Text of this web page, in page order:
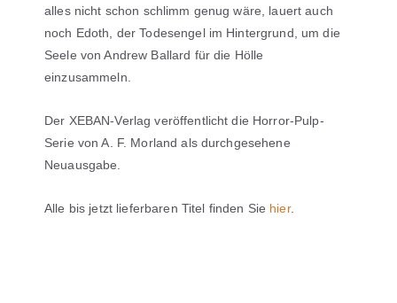
alles nicht schon schlimm genug wäre, lauert auch
noch Edoth, der Todesengel im Hintergrund, um die
Seele von Andrew Ballard für die Hölle
einzusammeln.
Der XEBAN-Verlag veröffentlicht die Horror-Pulp-
Serie von A. F. Morland als durchgesehene
Neuausgabe.
Alle bis jetzt lieferbaren Titel finden Sie hier.